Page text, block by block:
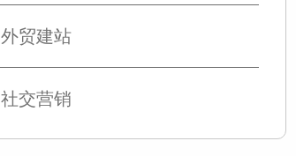
外贸建站
社交营销